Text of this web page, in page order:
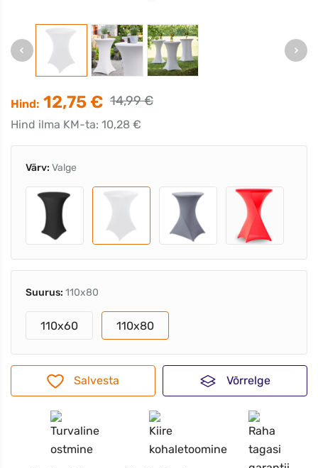
Hind: 12,75 € 14,99 €
Hind ilma KM-ta: 10,28 €
Värv: Valge
Suurus: 110x80
110x60 110x80
Salvesta Võrrelge